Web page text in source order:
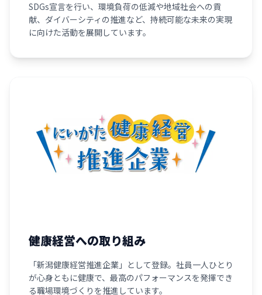
SDGs宣言を行い、環境負荷の低減や地域社会への貢
献、ダイバーシティの推進など、持続可能な未来の実現
に向けた活動を展開しています。
健康経営への取り組み
「新潟健康経営推進企業」として登録。社員一人ひとり
が心身ともに健康で、最高のパフォーマンスを発揮でき
る職場環境づくりを推進しています。